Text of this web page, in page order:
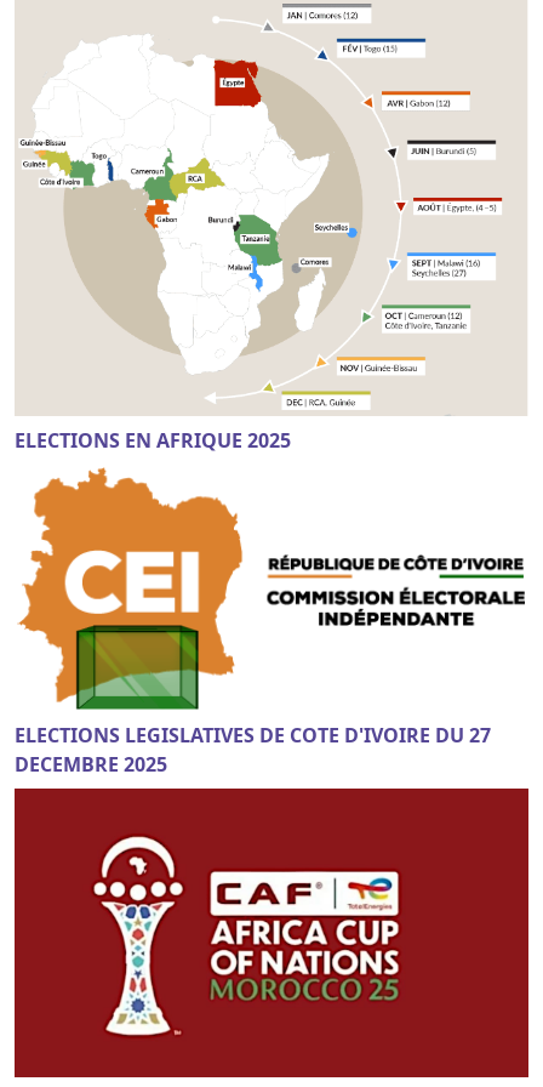
ELECTIONS EN AFRIQUE 2025
ELECTIONS LEGISLATIVES DE COTE D'IVOIRE DU 27
DECEMBRE 2025